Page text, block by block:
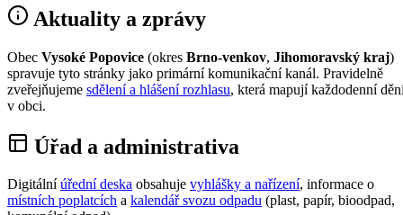
Aktuality a zprávy
Obec Vysoké Popovice (okres Brno-venkov, Jihomoravský kraj)
spravuje tyto stránky jako primární komunikační kanál. Pravidelně
zveřejňujeme sdělení a hlášení rozhlasu, která mapují každodenní
v obci.
Úřad a administrativa
Digitální úřední deska obsahuje vyhlášky a nařízení, informace o
místních poplatcích a kalendář svozu odpadu (plast, papír, bioodpad,